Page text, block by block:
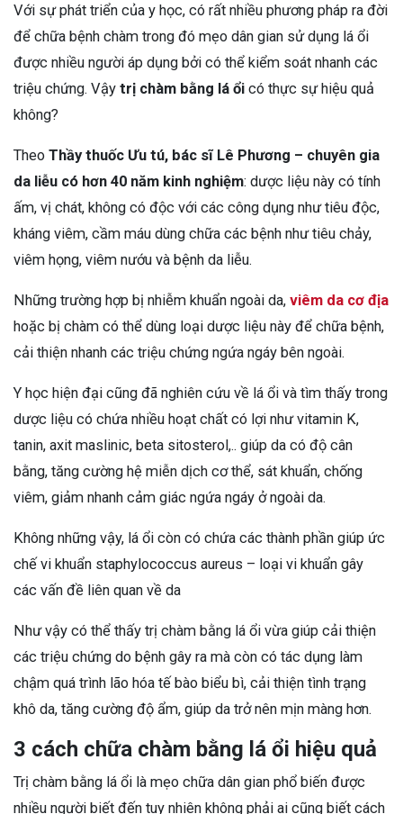
Với sự phát triển của y học, có rất nhiều phương pháp ra đời
để chữa bệnh chàm trong đó mẹo dân gian sử dụng lá ổi
được nhiều người áp dụng bởi có thể kiểm soát nhanh các
triệu chứng. Vậy trị chàm bằng lá ổi có thực sự hiệu quả
không?
Theo Thầy thuốc Ưu tú, bác sĩ Lê Phương – chuyên gia
da liễu có hơn 40 năm kinh nghiệm: dược liệu này có tính
ấm, vị chát, không có độc với các công dụng như tiêu độc,
kháng viêm, cầm máu dùng chữa các bệnh như tiêu chảy,
viêm họng, viêm nướu và bệnh da liễu.
Những trường hợp bị nhiễm khuẩn ngoài da, viêm da cơ địa
hoặc bị chàm có thể dùng loại dược liệu này để chữa bệnh,
cải thiện nhanh các triệu chứng ngứa ngáy bên ngoài.
Y học hiện đại cũng đã nghiên cứu về lá ổi và tìm thấy trong
dược liệu có chứa nhiều hoạt chất có lợi như vitamin K,
tanin, axit maslinic, beta sitosterol,.. giúp da có độ cân
bằng, tăng cường hệ miễn dịch cơ thể, sát khuẩn, chống
viêm, giảm nhanh cảm giác ngứa ngáy ở ngoài da.
Không những vậy, lá ổi còn có chứa các thành phần giúp ức
chế vi khuẩn staphylococcus aureus – loại vi khuẩn gây
các vấn đề liên quan về da
Như vậy có thể thấy trị chàm bằng lá ổi vừa giúp cải thiện
các triệu chứng do bệnh gây ra mà còn có tác dụng làm
chậm quá trình lão hóa tế bào biểu bì, cải thiện tình trạng
khô da, tăng cường độ ẩm, giúp da trở nên mịn màng hơn.
3 cách chữa chàm bằng lá ổi hiệu quả
Trị chàm bằng lá ổi là mẹo chữa dân gian phổ biến được
nhiều người biết đến tuy nhiên không phải ai cũng biết cách